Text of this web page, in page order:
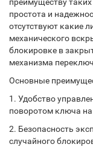
простота и
отсутствуют какие
механического
блокировке в
механизма
Основные
1. Удобство
поворотом ключа на
2. Безопасность
случайного